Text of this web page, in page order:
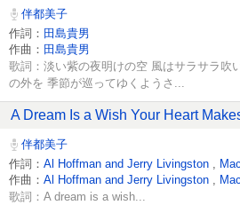
伴都美子
作詞： 田島貴男
作曲： 田島貴男
歌詞：淡い紫の夜明けの空 風はサラサラ吹
の外を 季節が巡ってゆくようさ...
A Dream Is a Wish Your Heart
伴都美子
作詞： Al Hoffman and Jerry Livingston
作曲： Al Hoffman and Jerry Livingston
歌詞：A dream is a wish...